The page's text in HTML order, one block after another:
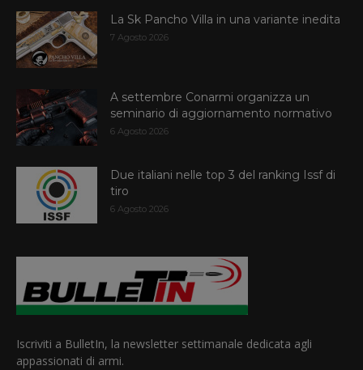
La Sk Pancho Villa in una variante inedita
7 Agosto 2026
A settembre Conarmi organizza un
seminario di aggiornamento normativo
6 Agosto 2026
Due italiani nelle top 3 del ranking Issf di
tiro
6 Agosto 2026
Iscriviti a BulletIn, la newsletter settimanale dedicata agli
appassionati di armi.